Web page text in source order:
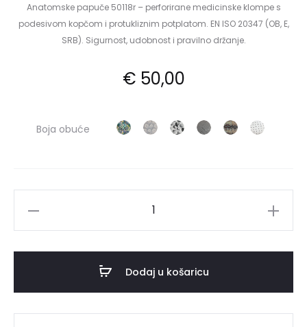
Anatomske papuče 50118r – perforirane medicinske klompe s
podesivom kopčom i protukliznim potplatom. EN ISO 20347 (OB, E,
SRB). Sigurnost, udobnost i pravilno držanje.
€ 50,00
Boja obuće
Dodaj u košaricu